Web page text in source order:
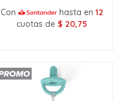
Con hasta en 12
cuotas de $ 20,75